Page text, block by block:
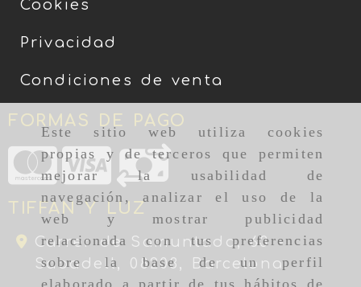
Este sitio web utiliza cookies
propias y de terceros que permiten
mejorar la usabilidad de
navegación, analizar el uso de la
web y mostrar publicidad
relacionada con tus preferencias
sobre la base de un perfil
Cookies
Privacidad
Condiciones de venta
FORMAS DE PAGO
TIFFAN Y LUZ
Carrer de Samuntada, 63 -
Sabadell, 08203, Barcelona